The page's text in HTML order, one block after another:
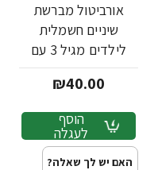
אורביטול מברשת
שיניים חשמלית
לילדים מגיל 3 עם
סוללות פיות
₪40.00
הוסף
לעגלה
האם יש לך שאלה?